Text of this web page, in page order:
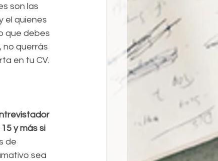
son las
el quienes
que debes
no querrás
en tu CV.
y más si
de
sea